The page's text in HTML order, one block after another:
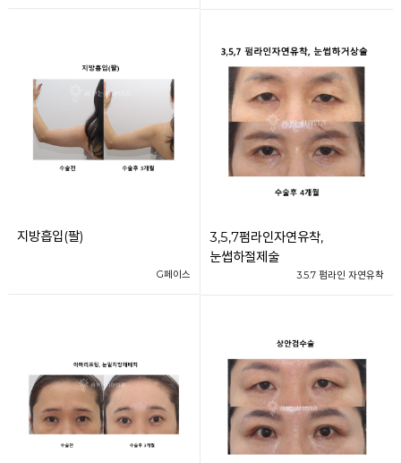
지방흡입(팔)
G페이스
3,5,7펌라인자연유착,
눈썹하절제술
3.5.7 펌라인 자연유착